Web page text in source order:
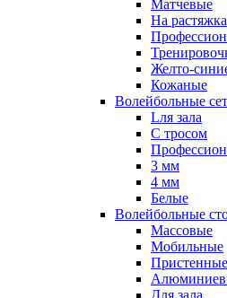
Матчевые
На
Желто-
Кожаные
Волейбольные
Lля зала
C тросом
3 мм
4 мм
Белые
Волейбольные
Массовые
Мобильные
Пристенные
Для зала